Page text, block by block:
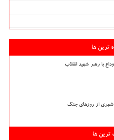
ترین ها
با رهبر شهید انقلاب
شهری از روزهای جنگ
ترین ها